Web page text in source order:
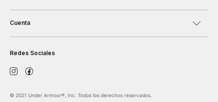
Cuenta
Redes Sociales
©️ 2021 Under Armour®️, Inc. Todos los derechos reservados.